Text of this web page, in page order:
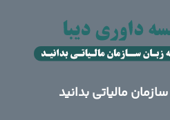
مالیاتی بدانید